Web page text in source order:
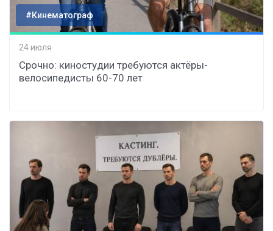
#Кинематограф
24 июля
Срочно: киностудии требуются актёры-
велосипедисты 60-70 лет